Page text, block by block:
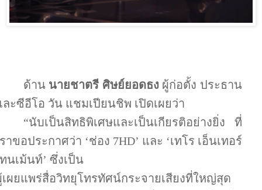
ด้าน นายชาตรี ศิษย์ยอดธง ผู้ก่อตั้ง ประธาน
ะซีอีโอ วัน แชมเปียนชิพ เปิดเผยว่า
“นับเป็นสิทธิพิเศษและเป็นเกียรติอย่างยิ่ง ที่
าขอประกาศว่า ‘ช่อง 7HD’ และ ‘เทโร เอ็นเทอร์
นเม้นท์’ ซึ่งเป็น
เผยแพร่สื่อวิทยุโทรทัศน์กระจายเสียงที่ใหญ่สุด